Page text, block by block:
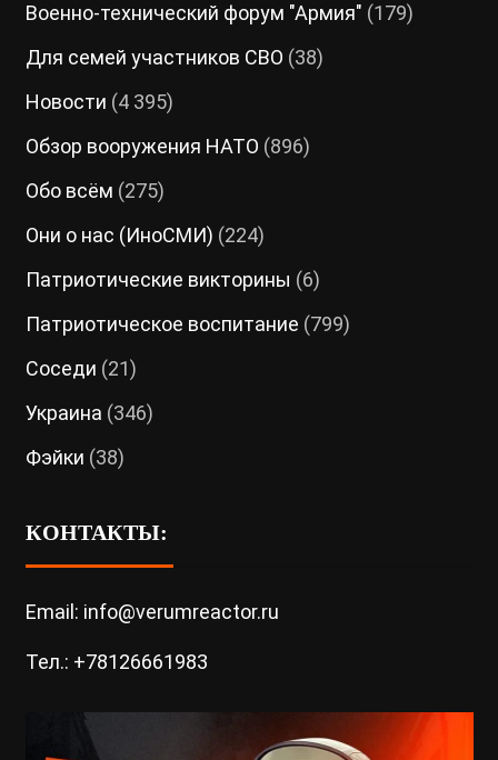
Военно-технический форум "Армия" (179)
Для семей участников СВО (38)
Новости (4 395)
Обзор вооружения НАТО (896)
Обо всём (275)
Они о нас (ИноСМИ) (224)
Патриотические викторины (6)
Патриотическое воспитание (799)
Соседи (21)
Украина (346)
Фэйки (38)
КОНТАКТЫ:
Email: info@verumreactor.ru
Тел.: +78126661983